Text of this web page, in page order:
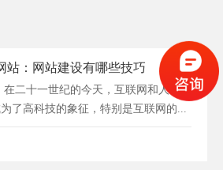
站：网站建设有哪些技巧
世纪的今天，互联网和人工智
了高科技的象征，特别是互联网的...